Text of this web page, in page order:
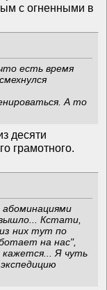
с огненными в
есть время
А то
десяти
грамотного.
абоминациями
Кстати,
них тут по
на нас",
Я чуть